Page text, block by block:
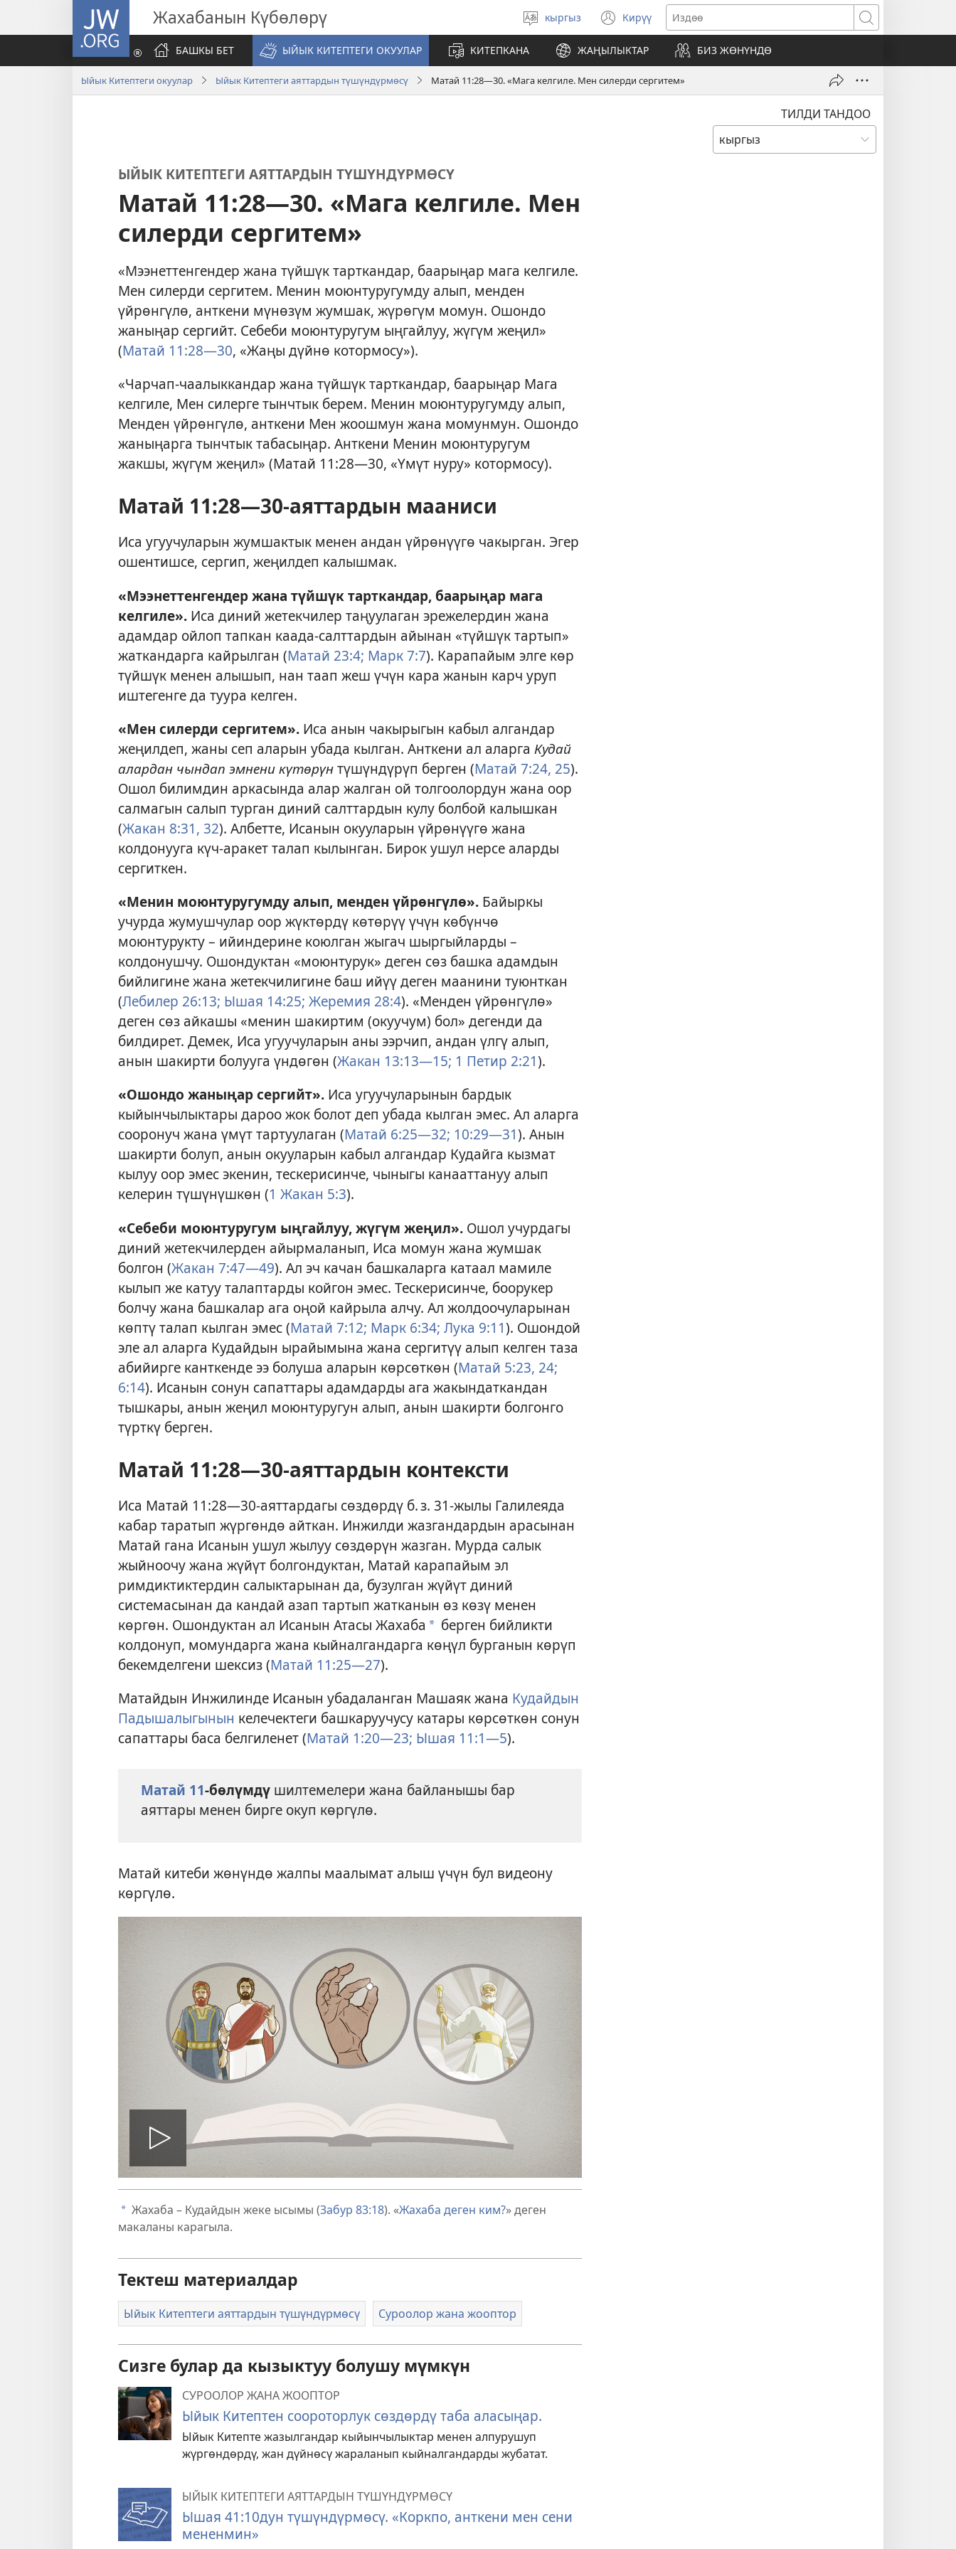
JW.ORG Жахабанын Күбөлөрү
Тилди
тандаңыз
кыргыз Кирүү
(жаңы
терезе
ачат)
Издөө
БАШКЫ БЕТ
ЫЙЫК КИТЕПТЕГИ ОКУУЛАР КИТЕПКАНА ЖАҢЫЛЫКТАР БИЗ ЖӨНҮНДӨ
Ыйык Китептеги окуулар Ыйык Китептеги аяттардын түшүндүрмөсү Матай 11:28—30. «Мага келгиле. Мен силерди сергитем»
ТИЛДИ ТАНДОО
ЫЙЫК КИТЕПТЕГИ АЯТТАРДЫН ТҮШҮНДҮРМӨСҮ
Матай 11:28—30. «Мага келгиле. Мен
силерди сергитем»
«Мээнеттенгендер жана түйшүк тарткандар, баарыңар мага келгиле.
Мен силерди сергитем. Менин моюнтуругумду алып, менден
үйрөнгүлө, анткени мүнөзүм жумшак, жүрөгүм момун. Ошондо
жаныңар сергийт. Себеби моюнтуругум ыңгайлуу, жүгүм жеңил»
(Матай 11:28—30, «Жаңы дүйнө котормосу»).
«Чарчап-чаалыккандар жана түйшүк тарткандар, баарыңар Мага
келгиле, Мен силерге тынчтык берем. Менин моюнтуругумду алып,
Менден үйрөнгүлө, анткени Мен жоошмун жана момунмун. Ошондо
жаныңарга тынчтык табасыңар. Анткени Менин моюнтуругум
жакшы, жүгүм жеңил» (Матай 11:28—30, «Үмүт нуру» котормосу).
Матай 11:28—30-аяттардын мааниси
Иса угуучуларын жумшактык менен андан үйрөнүүгө чакырган. Эгер
ошентишсе, сергип, жеңилдеп калышмак.
«Мээнеттенгендер жана түйшүк тарткандар, баарыңар мага
келгиле». Иса диний жетекчилер таңуулаган эрежелердин жана
адамдар ойлоп тапкан каада-салттардын айынан «түйшүк тартып»
жаткандарга кайрылган (Матай 23:4; Марк 7:7). Карапайым элге көр
түйшүк менен алышып, нан таап жеш үчүн кара жанын карч уруп
иштегенге да туура келген.
«Мен силерди сергитем». Иса анын чакырыгын кабыл алгандар
жеңилдеп, жаны сеп аларын убада кылган. Анткени ал аларга Кудай
алардан чындап эмнени күтөрүнтүшүндүрүп берген (Матай 7:24, 25).
Ошол билимдин аркасында алар жалган ой толгоолордун жана оор
салмагын салып турган диний салттардын кулу болбой калышкан
(Жакан 8:31, 32). Албетте, Исанын окууларын үйрөнүүгө жана
колдонууга күч-аракет талап кылынган. Бирок ушул нерсе аларды
сергиткен.
«Менин моюнтуругумду алып, менден үйрөнгүлө». Байыркы
учурда жумушчулар оор жүктөрдү көтөрүү үчүн көбүнчө
моюнтурукту – ийиндерине коюлган жыгач шыргыйларды –
колдонушчу. Ошондуктан «моюнтурук» деген сөз башка адамдын
бийлигине жана жетекчилигине баш ийүү деген маанини туюнткан
(Лебилер 26:13; Ышая 14:25; Жеремия 28:4). «Менден үйрөнгүлө»
деген сөз айкашы «менин шакиртим (окуучум) бол» дегенди да
билдирет. Демек, Иса угуучуларын аны ээрчип, андан үлгү алып,
анын шакирти болууга үндөгөн (Жакан 13:13—15; 1 Петир 2:21).
«Ошондо жаныңар сергийт». Иса угуучуларынын бардык
кыйынчылыктары дароо жок болот деп убада кылган эмес. Ал аларга
сооронуч жана үмүт тартуулаган (Матай 6:25—32; 10:29—31). Анын
шакирти болуп, анын окууларын кабыл алгандар Кудайга кызмат
кылуу оор эмес экенин, тескерисинче, чыныгы канааттануу алып
келерин түшүнүшкөн (1 Жакан 5:3).
«Себеби моюнтуругум ыңгайлуу, жүгүм жеңил». Ошол учурдагы
диний жетекчилерден айырмаланып, Иса момун жана жумшак
болгон (Жакан 7:47—49). Ал эч качан башкаларга катаал мамиле
кылып же катуу талаптарды койгон эмес. Тескерисинче, боорукер
болчу жана башкалар ага оңой кайрыла алчу. Ал жолдоочуларынан
көптү талап кылган эмес (Матай 7:12; Марк 6:34; Лука 9:11). Ошондой
эле ал аларга Кудайдын ырайымына жана сергитүү алып келген таза
абийирге канткенде ээ болуша аларын көрсөткөн (Матай 5:23, 24;
6:14). Исанын сонун сапаттары адамдарды ага жакындаткандан
тышкары, анын жеңил моюнтуругун алып, анын шакирти болгонго
түрткү берген.
Матай 11:28—30-аяттардын контексти
Иса Матай 11:28—30-аяттардагы сөздөрдү б. з. 31-жылы Галилеяда
кабар таратып жүргөндө айткан. Инжилди жазгандардын арасынан
Матай гана Исанын ушул жылуу сөздөрүн жазган. Мурда салык
жыйноочу жана жүйүт болгондуктан, Матай карапайым эл
римдиктиктердин салыктарынан да, бузулган жүйүт диний
системасынан да кандай азап тартып жатканын өз көзү менен
көргөн. Ошондуктан ал Исанын Атасы Жахаба a берген бийликти
колдонуп, момундарга жана кыйналгандарга көңүл бурганын көрүп
бекемделгени шексиз (Матай 11:25—27).
Матайдын Инжилинде Исанын убадаланган Машаяк жана Кудайдын
Падышалыгынын келечектеги башкаруучусу катары көрсөткөн сонун
сапаттары баса белгиленет (Матай 1:20—23; Ышая 11:1—5).
Матай 11-бөлүмдү шилтемелери жана байланышы бар
аяттары менен бирге окуп көргүлө.
Матай китеби жөнүндө жалпы маалымат алыш үчүн бул видеону
көргүлө.
Видеону
ойнотуу
a Жахаба – Кудайдын жеке ысымы (Забур 83:18). «Жахаба деген ким?» деген
макаланы карагыла.
Тектеш материалдар
Ыйык Китептеги аяттардын түшүндүрмөсү Суроолор жана жооптор
Сизге булар да кызыктуу болушу мүмкүн
СУРООЛОР ЖАНА ЖООПТОР
Ыйык Китептен соороторлук сөздөрдү таба аласыңар.
Ыйык Китепте жазылгандар кыйынчылыктар менен алпурушуп
жүргөндөрдү, жан дүйнөсү жараланып кыйналгандарды жубатат.
ЫЙЫК КИТЕПТЕГИ АЯТТАРДЫН ТҮШҮНДҮРМӨСҮ
Ышая 41:10дун түшүндүрмөсү. «Коркпо, анткени мен сени
мененмин»